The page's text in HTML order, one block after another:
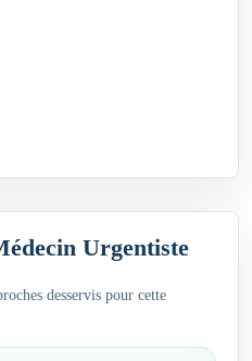
Urgentiste
desservis pour cette